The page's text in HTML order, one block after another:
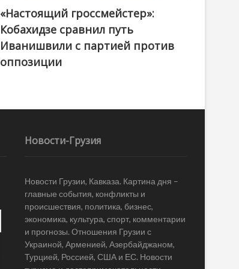
@ქართული ოცნება / Georgian Dream
«Настоящий гроссмейстер»:
Кобахидзе сравнил путь
Иванишвили с партией против
оппозиции
Новости-Грузия
Новости Грузии, Кавказа. Картина дня –
главные события, конфликты и
происшествия, политика, бизнес,
экономика, культура, спорт, комментарии
и прогнозы. Отношения Грузии с
Украиной, Арменией, Азербайджаном,
Турцией, Россией, США и ЕС. Новости